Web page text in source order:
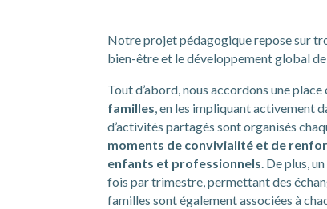
Notre projet pédagogique repose sur
bien-être et le développement global de
Tout d’abord, nous accordons une place
familles , en les impliquant activement
d’activités partagés sont organisés
moments de convivialité et de
enfants et professionnels . De plus,
fois par trimestre, permettant des
familles sont également associées à